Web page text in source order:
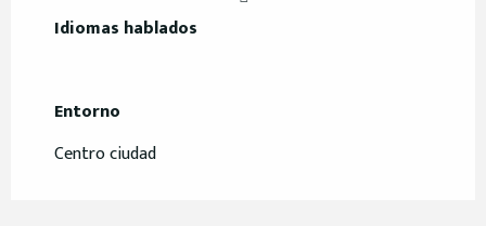
Idiomas hablados
Idiomas hablados
Entorno
Entorno
Centro ciudad